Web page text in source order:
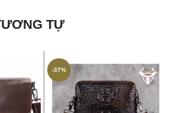
TỰ
-37%